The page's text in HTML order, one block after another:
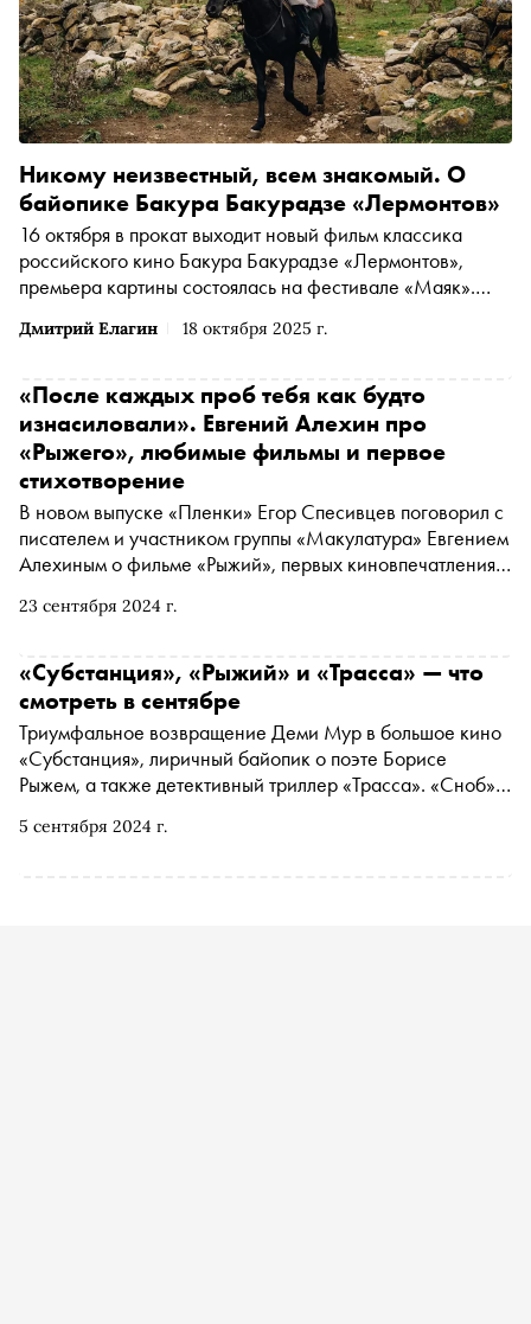
Дмитрий Елагин 18 октября 2025 г.
Никому неизвестный, всем знакомый. О
байопике Бакура Бакурадзе «Лермонтов»
16 октября в прокат выходит новый фильм классика
российского кино Бакура Бакурадзе «Лермонтов»,
премьера картины состоялась на фестивале «Маяк».
поэта, режиссёр показывает последний день его жизни.
рассуждает о невозможности познания человеческой
личности, — в материале «Сноба»
23 сентября 2024 г.
«После каждых проб тебя как будто
изнасиловали». Евгений Алехин про
«Рыжего», любимые фильмы и первое
стихотворение
В новом выпуске «Пленки» Егор Спесивцев поговорил с
писателем и участником группы «Макулатура» Евгением
Алехиным о фильме «Рыжий», первых киновпечатлениях,
будущем романе
5 сентября 2024 г.
«Субстанция», «Рыжий» и «Трасса» — что
смотреть в сентябре
Триумфальное возвращение Деми Мур в большое кино
«Субстанция», лиричный байопик о поэте Борисе
Рыжем, а также детективный триллер «Трасса». «Сноб»